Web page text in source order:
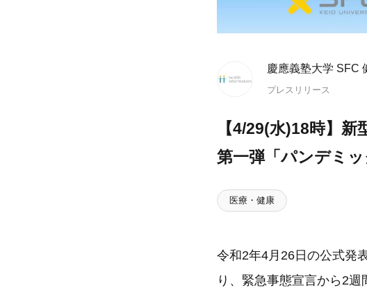
慶應義塾大学 SFC
プレスリリース
【4/29(水)18時】
第一弾「パンデミ
医療・健康
令和2年4月26日の公式発
り、緊急事態宣言から2